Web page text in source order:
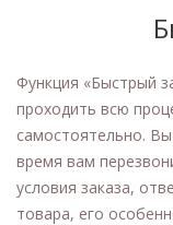
Функция «Быстрый
проходить всю
самостоятельно.
время вам
условия заказа,
товара, его